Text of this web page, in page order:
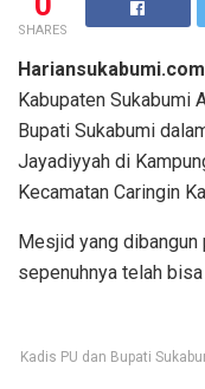
SHARES
Kabupaten Sukabumi
Bupati Sukabumi
Jayadiyyah di
Kecamatan Caringin
Mesjid yang dibangun
sepenuhnya telah
Kadis PU dan Bupati